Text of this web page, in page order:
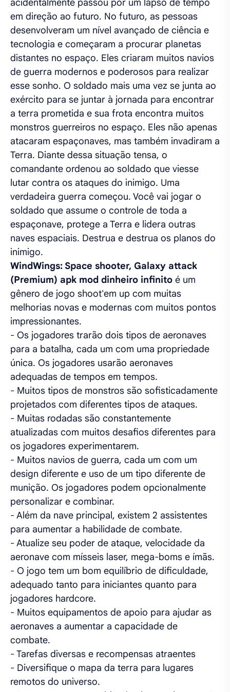
acidentalmente passou por um lapso de tempo
em direção ao futuro. No futuro, as pessoas
desenvolveram um nível avançado de ciência e
tecnologia e começaram a procurar planetas
distantes no espaço. Eles criaram muitos navios
de guerra modernos e poderosos para realizar
esse sonho. O soldado mais uma vez se junta ao
exército para se juntar à jornada para encontrar
a terra prometida e sua frota encontra muitos
monstros guerreiros no espaço. Eles não apenas
atacaram espaçonaves, mas também invadiram a
Terra. Diante dessa situação tensa, o
comandante ordenou ao soldado que viesse
lutar contra os ataques do inimigo. Uma
verdadeira guerra começou. Você vai jogar o
soldado que assume o controle de toda a
espaçonave, protege a Terra e lidera outras
naves espaciais. Destrua e destrua os planos do
inimigo.
WindWings: Space shooter, Galaxy attack
(Premium) apk mod dinheiro infinito é um
gênero de jogo shoot'em up com muitas
melhorias novas e modernas com muitos pontos
impressionantes.
- Os jogadores trarão dois tipos de aeronaves
para a batalha, cada um com uma propriedade
única. Os jogadores usarão aeronaves
adequadas de tempos em tempos.
- Muitos tipos de monstros são sofisticadamente
projetados com diferentes tipos de ataques.
- Muitas rodadas são constantemente
atualizadas com muitos desafios diferentes para
os jogadores experimentarem.
- Muitos navios de guerra, cada um com um
design diferente e uso de um tipo diferente de
munição. Os jogadores podem opcionalmente
personalizar e combinar.
- Além da nave principal, existem 2 assistentes
para aumentar a habilidade de combate.
- Atualize seu poder de ataque, velocidade da
aeronave com mísseis laser, mega-boms e ímãs.
- O jogo tem um bom equilíbrio de dificuldade,
adequado tanto para iniciantes quanto para
jogadores hardcore.
- Muitos equipamentos de apoio para ajudar as
aeronaves a aumentar a capacidade de
combate.
- Tarefas diversas e recompensas atraentes
- Diversifique o mapa da terra para lugares
remotos do universo.